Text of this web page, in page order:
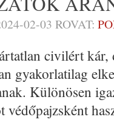
02-03 ROVAT:
civilért kár,
gyakorlatilag
Különösen
védőpajzsként